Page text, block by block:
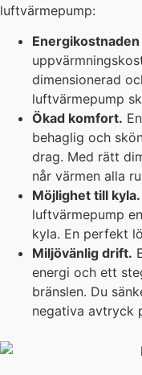
luftvärmepump:
Energikostnaden
dimensionerad
luftvärmepump
Ökad komfort.
behaglig och
drag. Med rätt
når värmen alla
Möjlighet till kyla.
luftvärmepump
kyla. En perfekt
Miljövänlig drift.
energi och ett
bränslen. Du
negativa avtryck